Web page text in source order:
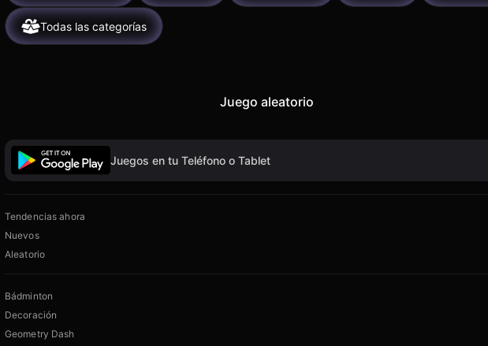
Todas las categorías
Juego aleatorio
Juegos en tu Teléfono o Tablet
Tendencias ahora
Nuevos
Aleatorio
Bádminton
Decoración
Geometry Dash